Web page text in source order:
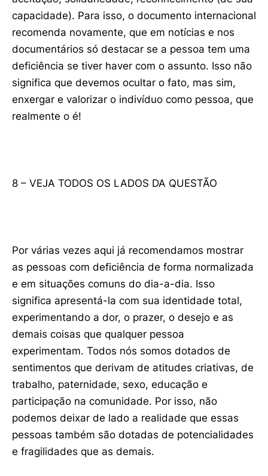
capacidade). Para isso, o documento internacional
recomenda novamente, que em notícias e nos
documentários só destacar se a pessoa tem uma
deficiência se tiver haver com o assunto. Isso não
significa que devemos ocultar o fato, mas sim,
enxergar e valorizar o indivíduo como pessoa, que
realmente o é!
8 – VEJA TODOS OS LADOS DA QUESTÃO
Por várias vezes aqui já recomendamos mostrar
as pessoas com deficiência de forma normalizada
e em situações comuns do dia-a-dia. Isso
significa apresentá-la com sua identidade total,
experimentando a dor, o prazer, o desejo e as
demais coisas que qualquer pessoa
experimentam. Todos nós somos dotados de
sentimentos que derivam de atitudes criativas, de
trabalho, paternidade, sexo, educação e
participação na comunidade. Por isso, não
podemos deixar de lado a realidade que essas
pessoas também são dotadas de potencialidades
e fragilidades que as demais.